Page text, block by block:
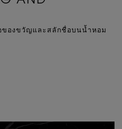
ของขวัญและสลักชื่อบนนํ้าหอม